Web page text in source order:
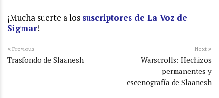
¡Mucha suerte a los suscriptores de La Voz de
Sigmar!
Previous
Trasfondo de Slaanesh
Next
Warscrolls: Hechizos
permanentes y
escenografía de Slaanesh